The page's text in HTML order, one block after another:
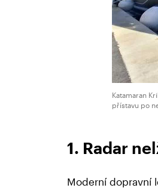
Katamaran
přístavu po
1. Radar
Moderní dopravní